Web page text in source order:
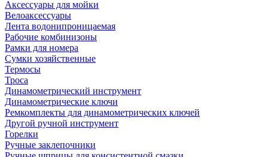
Аксессуары для мойки
Велоаксессуары
Лента водонипроницаемая
Рабочие комбинизоны
Рамки для номера
Сумки хозяйственные
Термосы
Троса
Динамометрический инструмент
Динамометрические ключи
Ремкомплекты для динамометрических ключей
Другой ручной инструмент
Горелки
Ручные заклепочники